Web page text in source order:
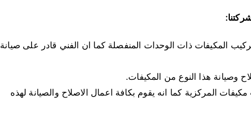
المكيفات ذات الوحدات المنفصلة كما ان الفني قادر على صيانة
وصيانة هذا النوع من المكيفات.
المركزية كما انه يقوم بكافة اعمال الاصلاح والصيانة لهذه